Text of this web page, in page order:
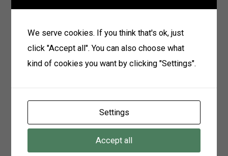
Анкет
Иргэний үнэмлэхний хуулбар
Материал хүлээн авах
Холбоо барих: 99051760
We serve cookies. If you think that's ok, just
click "Accept all". You can also choose what
kind of cookies you want by clicking "Settings".
Settings
Accept all